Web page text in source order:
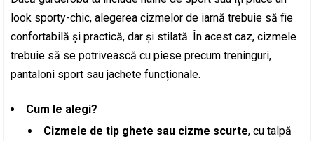
look sporty-chic, alegerea cizmelor de iarnă trebuie să fie
confortabilă și practică, dar și stilată. În acest caz, cizmele
trebuie să se potrivească cu piese precum treninguri,
pantaloni sport sau jachete funcționale.
Cum le alegi?
Cizmele de tip ghete sau cizme scurte, cu talpă